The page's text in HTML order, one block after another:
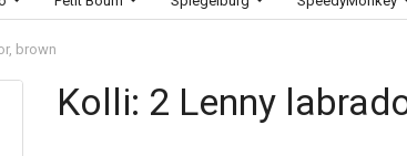
brown
Kolli: 2 Lenny